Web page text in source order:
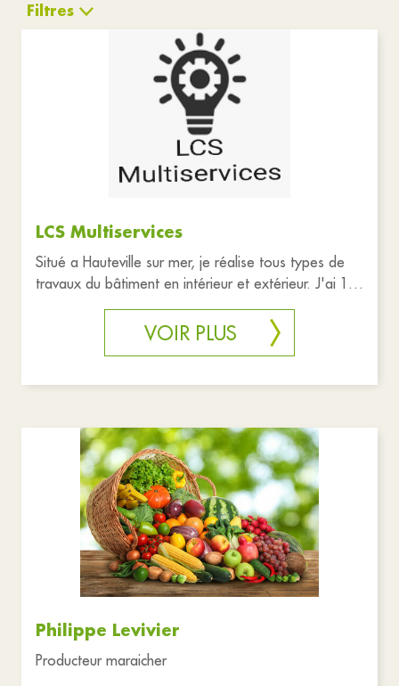
Filtres
Commerces
Tourisme
LCS Multiservices
Situé a Hauteville sur mer, je réalise tous types de
travaux du bâtiment en intérieur et extérieur. J'ai 15
VOIR PLUS
Philippe Levivier
Producteur maraicher